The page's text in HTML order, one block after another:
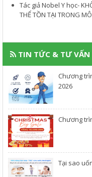
Tác giả Nobel Y học-
THỂ TỒN TẠI TRONG
TIN TỨC & TƯ VẤN
Chương
2026
Chương
​Tại sao